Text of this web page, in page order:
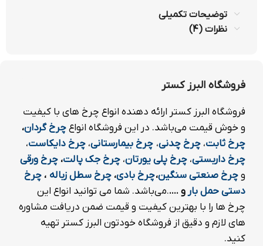
توضیحات تکمیلی
نظرات (4)
فروشگاه البرز کستر
فروشگاه البرز کستر ارائه دهنده انواع چرخ های با کیفیت
و خوش قیمت می‌باشد. در این فروشگاه انواعچرخ گردان،
چرخ ثابت، چرخ چدنی، چرخ بیمارستانی، چرخ دایکاست،
چرخ داربستی، چرخ پلی یورتان، چرخ جک پالت، چرخ ورقی
وچرخ صنعتی سنگین،چرخ بادی، چرخ سطل زباله ، چرخ
دستی حمل بارو .....می‌باشد. شما می توانید انواع این
چرخ ها را با بهترین کیفیت و قیمت ضمن دریافت مشاوره
های لازم و دقیق از فروشگاه خودتون البرز کستر تهیه
کنید.